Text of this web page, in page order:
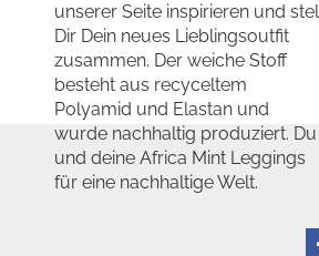
unserer Seite inspirieren und
Dir Dein neues Lieblingsoutfit
zusammen. Der weiche Stoff
besteht aus recyceltem
Polyamid und Elastan und
wurde nachhaltig produziert. Du
und deine Africa Mint Leggings
für eine nachhaltige Welt.